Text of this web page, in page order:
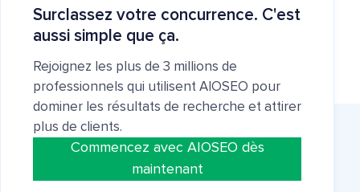
Surclassez votre concurrence. C'est
aussi simple que ça.
Rejoignez les plus de 3 millions de
professionnels qui utilisent AIOSEO pour
dominer les résultats de recherche et attirer
plus de clients.
Commencez avec AIOSEO dès
maintenant